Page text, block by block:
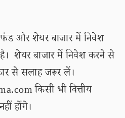
और शेयर बाजार में निवेश
शेयर बाजार में निवेश करने से
से सलाह जरूर लें।
किसी भी वित्तीय
होंगे।